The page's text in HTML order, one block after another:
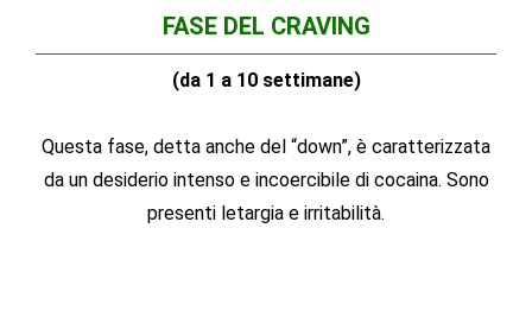
FASE DEL CRAVING
(da 1 a 10 settimane)
Questa fase, detta anche del “down”, è caratterizzata
da un desiderio intenso e incoercibile di cocaina. Sono
presenti letargia e irritabilità.